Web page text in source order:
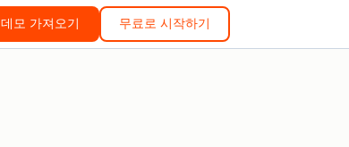
데모 가져오기 무료로 시작하기